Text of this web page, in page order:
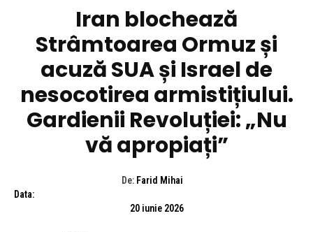
Iran blochează
Strâmtoarea Ormuz și
acuză SUA și Israel de
nesocotirea armistițiului.
Gardienii Revoluției: „Nu
vă apropiați”
De: Farid Mihai
Data:
20 iunie 2026